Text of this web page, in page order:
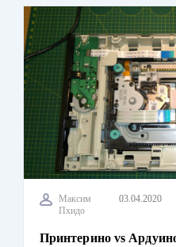
Максим
Пхидо
03.04.2020
Принтерино vs